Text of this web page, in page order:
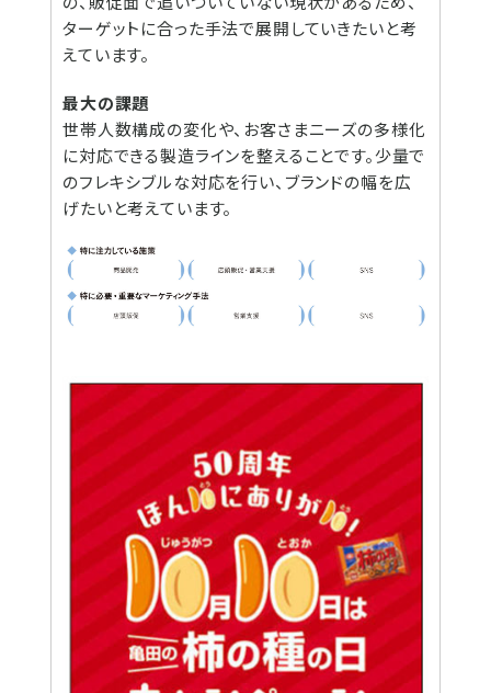
ターゲットに合った手法で展開していきたいと考
えています。
最大の課題
世帯人数構成の変化や、お客さまニーズの多様化
に対応できる製造ラインを整えることです。少量で
のフレキシブルな対応を行い、ブランドの幅を広
げたいと考えています。